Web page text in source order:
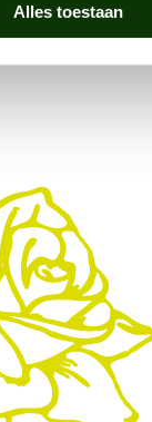
Alles toestaan